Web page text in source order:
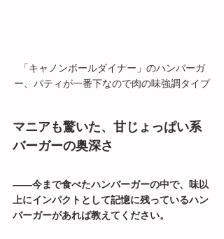
「キャノンボールダイナー」のハンバーガ
ー、パティが一番下なので肉の味強調タイプ
マニアも驚いた、甘じょっぱい系
バーガーの奥深さ
――今まで食べたハンバーガーの中で、味以
上にインパクトとして記憶に残っているハン
バーガーがあれば教えてください。